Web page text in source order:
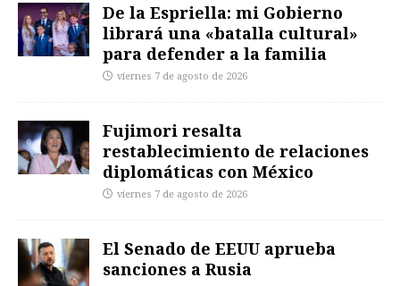
De la Espriella: mi Gobierno
librará una «batalla cultural»
para defender a la familia
viernes 7 de agosto de 2026
Fujimori resalta
restablecimiento de relaciones
diplomáticas con México
viernes 7 de agosto de 2026
El Senado de EEUU aprueba
sanciones a Rusia